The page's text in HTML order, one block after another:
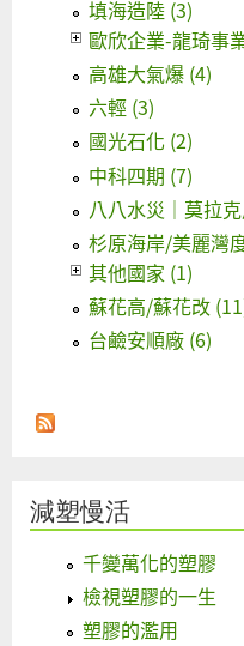
填海造陸 (3)
歐欣企業-龍琦事
高雄大氣爆 (4)
六輕 (3)
國光石化 (2)
中科四期 (7)
八八水災｜莫拉
杉原海岸/美麗灣
其他國家 (1)
蘇花高/蘇花改
台鹼安順廠 (6)
減塑慢活
千變萬化的塑膠
檢視塑膠的一生
塑膠的濫用